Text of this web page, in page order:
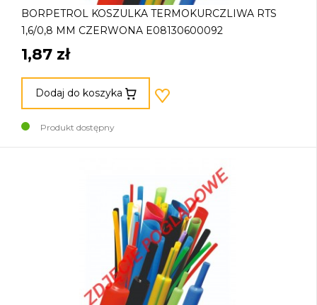
BORPETROL KOSZULKA TERMOKURCZLIWA RTS
1,6/0,8 MM CZERWONA E08130600092
1,87 zł
Dodaj do koszyka
Produkt dostępny